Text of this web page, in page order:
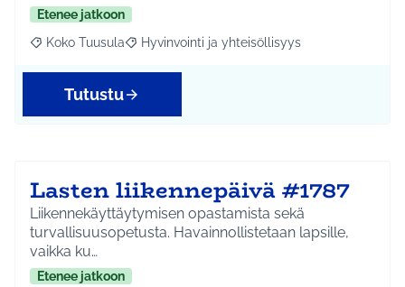
Etenee jatkoon
Rajaa tulokset aihepiirin mukaan: Koko Tuusula
Koko Tuusula Rajaa tulokset teeman mukaan: Hyvinvointi ja
Hyvinvointi ja yhteisöllisyys
Tutustu
Lasten liikennepäivä #1787
Liikennekäyttäytymisen opastamista sekä
turvallisuusopetusta. Havainnollistetaan lapsille,
vaikka ku…
Etenee jatkoon